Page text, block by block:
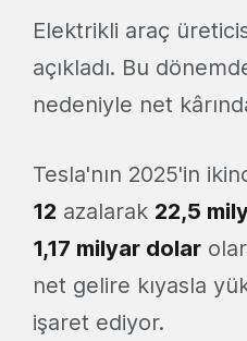
Elektrikli araç
açıkladı. Bu
nedeniyle net
Tesla'nın 2025'in
12 azalarak 22,5
1,17 milyar dolar
net gelire kıyasla
işaret ediyor.